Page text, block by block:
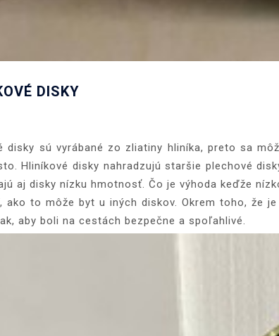
DISKY
disky sú vyrábané zo zliatiny hliníka, preto sa
Hliníkové disky nahradzujú staršie plechové
aj disky nízku hmotnosť. Čo je výhoda keďže
ako to môže byt u iných diskov. Okrem toho, že
aby boli na cestách bezpečne a spoľahlivé.